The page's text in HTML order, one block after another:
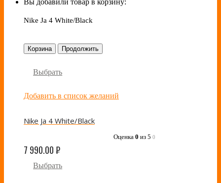
Вы добавили товар в корзину:
Nike Ja 4 White/Black
Корзина Продолжить
Выбрать
Добавить в список желаний
Nike Ja 4 White/Black
Оценка 0 из 5 0
7 990.00₽
Выбрать